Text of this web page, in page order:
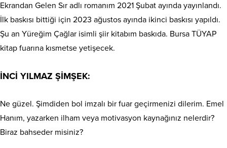
Ekrandan Gelen Sır adlı romanım 2021 Şubat ayında yayınlandı.
İlk baskısı bittiği için 2023 ağustos ayında ikinci baskısı yapıldı.
Şu an Yüreğim Çağlar isimli şiir kitabım baskıda. Bursa TÜYAP
kitap fuarına kısmetse yetişecek.
İNCİ YILMAZ ŞİMŞEK:
Ne güzel. Şimdiden bol imzalı bir fuar geçirmenizi dilerim. Emel
Hanım, yazarken ilham veya motivasyon kaynağınız nelerdir?
Biraz bahseder misiniz?